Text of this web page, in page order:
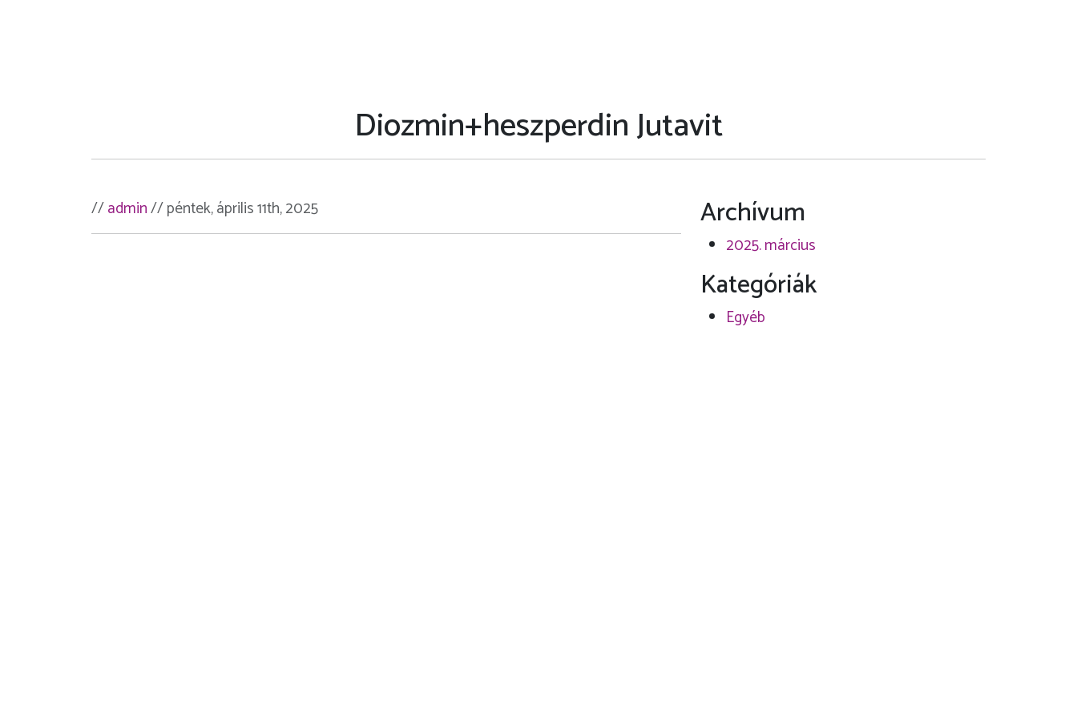
Diozmin+heszperdin Jutavit
//admin// péntek, április 11th, 2025 Archívum
2025. március
Kategóriák
Egyéb